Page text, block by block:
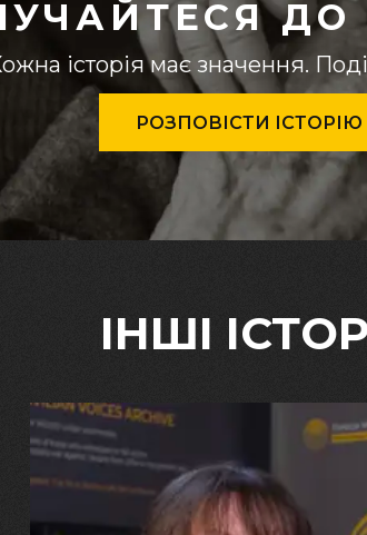
ДО
історія має значення.
РОЗПОВІСТИ ІСТОРІЮ
ІНШІ